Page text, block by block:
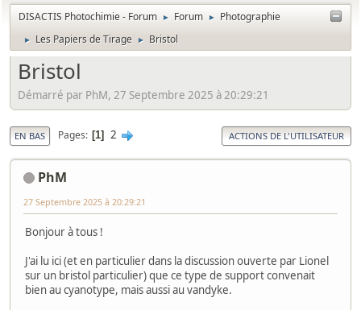
DISACTIS Photochimie - Forum ► Forum ► Photographie
► Les Papiers de Tirage ► Bristol
Bristol
Démarré par PhM, 27 Septembre 2025 à 20:29:21
EN BAS Pages 1 2 ACTIONS DE L'UTILISATEUR
PhM
27 Septembre 2025 à 20:29:21
Bonjour à tous !
J'ai lu ici (et en particulier dans la discussion ouverte par Lionel
sur un bristol particulier) que ce type de support convenait
bien au cyanotype, mais aussi au vandyke.